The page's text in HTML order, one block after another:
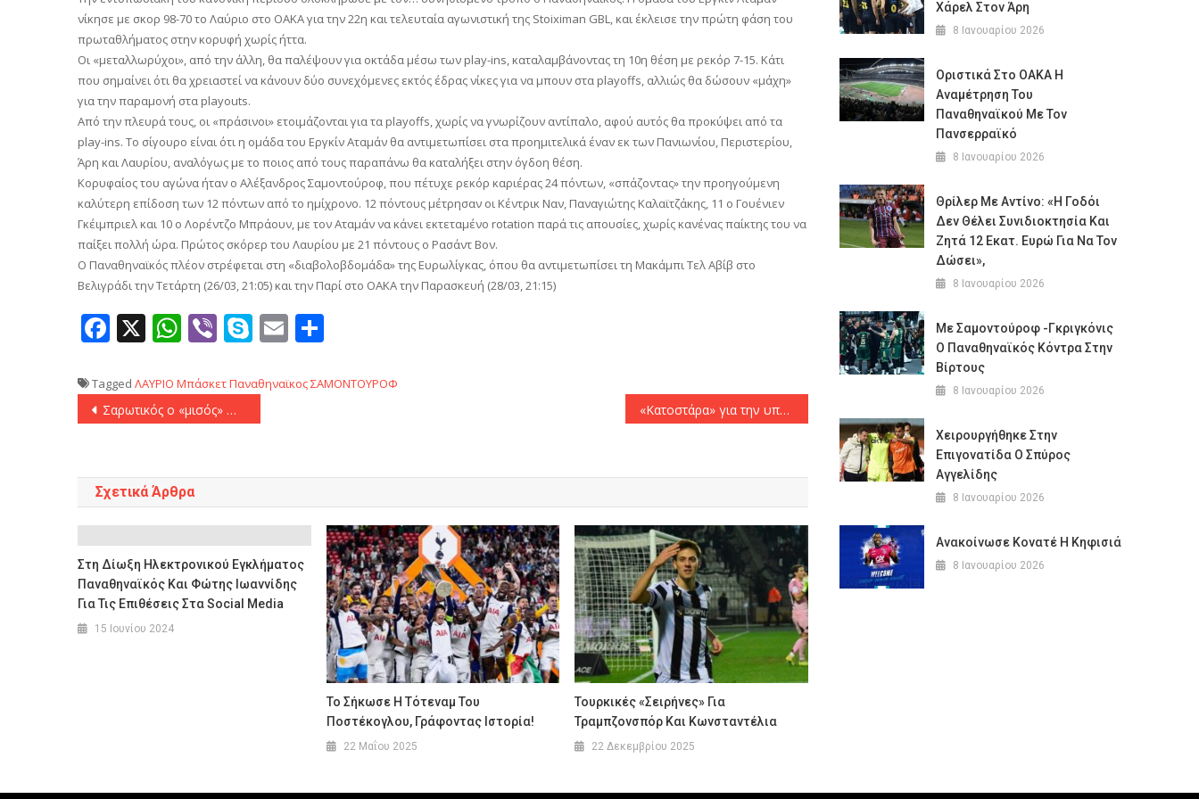
νίκησε με σκορ 98-70 το Λαύριο στο ΟΑΚΑ για την 22η και τελευταία αγωνιστική της Stoiximan GBL, και έκλεισε την πρώτη φάση του
πρωταθλήματος στην κορυφή χωρίς ήττα.
Οι «μεταλλωρύχοι», από την άλλη, θα παλέψουν για οκτάδα μέσω των play-ins, καταλαμβάνοντας τη 10η θέση με ρεκόρ 7-15. Κάτι
που σημαίνει ότι θα χρειαστεί να κάνουν δύο συνεχόμενες εκτός έδρας νίκες για να μπουν στα playoffs, αλλιώς θα δώσουν «μάχη»
για την παραμονή στα playouts.
Από την πλευρά τους, οι «πράσινοι» ετοιμάζονται για τα playoffs, χωρίς να γνωρίζουν αντίπαλο, αφού αυτός θα προκύψει από τα
play-ins. Το σίγουρο είναι ότι η ομάδα του Εργκίν Αταμάν θα αντιμετωπίσει στα προημιτελικά έναν εκ των Πανιωνίου, Περιστερίου,
Άρη και Λαυρίου, αναλόγως με το ποιος από τους παραπάνω θα καταλήξει στην όγδοη θέση.
Κορυφαίος του αγώνα ήταν ο Αλέξανδρος Σαμοντούροφ, που πέτυχε ρεκόρ καριέρας 24 πόντων, «σπάζοντας» την προηγούμενη
καλύτερη επίδοση των 12 πόντων από το ημίχρονο. 12 πόντους μέτρησαν οι Κέντρικ Ναν, Παναγιώτης Καλαϊτζάκης, 11 ο Γουένιεν
Γκέιμπριελ και 10 ο Λορέντζο Μπράουν, με τον Αταμάν να κάνει εκτεταμένο rotation παρά τις απουσίες, χωρίς κανένας παίκτης του να
παίξει πολλή ώρα. Πρώτος σκόρερ του Λαυρίου με 21 πόντους ο Ρασάντ Βον.
Ο Παναθηναϊκός πλέον στρέφεται στη «διαβολοβδομάδα» της Ευρωλίγκας, όπου θα αντιμετωπίσει τη Μακάμπι Τελ Αβίβ στο
Βελιγράδι την Τετάρτη (26/03, 21:05) και την Παρί στο ΟΑΚΑ την Παρασκευή (28/03, 21:15)
Facebook
X WhatsApp
ViberSkype
Email
Tagged ΛΑΥΡΙΟ ΜπάσκετΠαναθηναϊκοςΣΑΜΟΝΤΟΥΡΟΦ
Πλοήγηση
Σαρωτικός ο «μισός» Ολυμπιακός με ασταμάτητο Πίτερς που έκανε ρεκόρ σκοραρίσματος! (95-64) «Κατοστάρα» για την υπερηχητική ΑΕΚ κόντρα στο Μαρούσι! (104-83)
Σχετικά Άρθρα
Στη Δίωξη Ηλεκτρονικού Εγκλήματος
Παναθηναϊκός Και Φώτης Ιωαννίδης
Για Τις Επιθέσεις Στα Social Media
15 Ιουνίου 2024
Το Σήκωσε Η Τότεναμ Του
Ποστέκογλου, Γράφοντας Ιστορία!
22 Μαΐου 2025
Τουρκικές «σειρήνες» Για
Τραμπζονσπόρ Και Κωνσταντέλια
22 Δεκεμβρίου 2025
Χάρελ Στον Άρη
8 Ιανουαρίου 2026
Οριστικά Στο ΟΑΚΑ Η
Αναμέτρηση Του
Παναθηναϊκού Με Τον
Πανσερραϊκό
8 Ιανουαρίου 2026
Θρίλερ Με Αντίνο: «Η Γοδόι
Δεν Θέλει Συνιδιοκτησία Και
Ζητά 12 Εκατ. Ευρώ Για Να Τον
Δώσει»,
8 Ιανουαρίου 2026
Με Σαμοντούροφ -Γκριγκόνις
Ο Παναθηναϊκός Κόντρα Στην
Βίρτους
8 Ιανουαρίου 2026
Χειρουργήθηκε Στην
Επιγονατίδα Ο Σπύρος
Αγγελίδης
8 Ιανουαρίου 2026
Ανακοίνωσε Κονατέ Η Κηφισιά
8 Ιανουαρίου 2026